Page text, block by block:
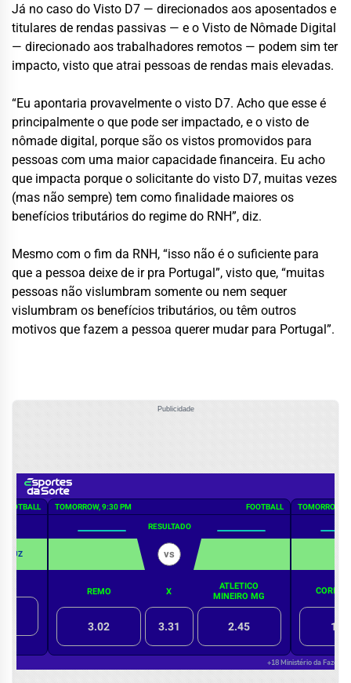
Já no caso do Visto D7 — direcionados aos aposentados e
titulares de rendas passivas — e o Visto de Nômade Digital
— direcionado aos trabalhadores remotos — podem sim ter
impacto, visto que atrai pessoas de rendas mais elevadas.
“Eu apontaria provavelmente o visto D7. Acho que esse é
principalmente o que pode ser impactado, e o visto de
nômade digital, porque são os vistos promovidos para
pessoas com uma maior capacidade financeira. Eu acho
que impacta porque o solicitante do visto D7, muitas vezes
(mas não sempre) tem como finalidade maiores os
benefícios tributários do regime do RNH”, diz.
Mesmo com o fim da RNH, “isso não é o suficiente para
que a pessoa deixe de ir pra Portugal”, visto que, “muitas
pessoas não vislumbram somente ou nem sequer
vislumbram os benefícios tributários, ou têm outros
motivos que fazem a pessoa querer mudar para Portugal”.
Publicidade